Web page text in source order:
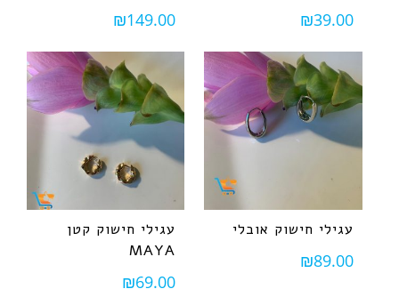
₪39.00
₪149.00
עגילי חישוק אובלי
₪89.00
עגילי חישוק קטן
MAYA
₪69.00